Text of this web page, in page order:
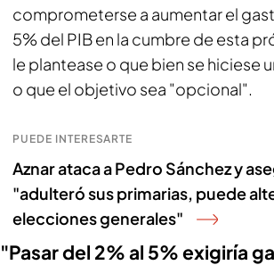
comprometerse a aumentar el
5% del PIB en la cumbre de esta
le plantease o que bien se hiciese
o que el objetivo sea "opcional".
PUEDE INTERESARTE
Aznar ataca a Pedro Sánchez y
"adulteró sus primarias, puede
elecciones generales"
"Pasar del 2% al 5% exigiría